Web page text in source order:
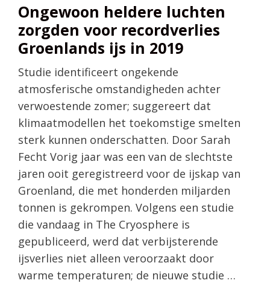
Ongewoon heldere luchten
zorgden voor recordverlies
Groenlands ijs in 2019
Studie identificeert ongekende
atmosferische omstandigheden achter
verwoestende zomer; suggereert dat
klimaatmodellen het toekomstige smelten
sterk kunnen onderschatten. Door Sarah
Fecht Vorig jaar was een van de slechtste
jaren ooit geregistreerd voor de ijskap van
Groenland, die met honderden miljarden
tonnen is gekrompen. Volgens een studie
die vandaag in The Cryosphere is
gepubliceerd, werd dat verbijsterende
ijsverlies niet alleen veroorzaakt door
warme temperaturen; de nieuwe studie …